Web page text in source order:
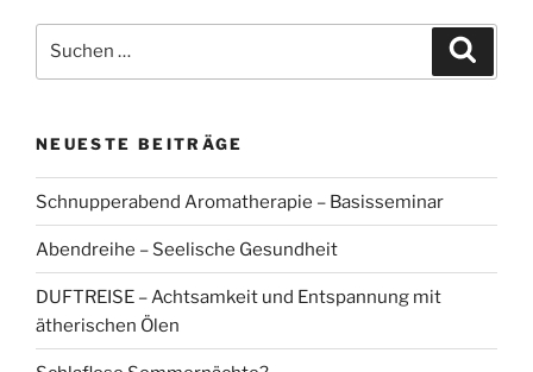
nach:
NEUESTE BEITRÄGE
Schnupperabend Aromatherapie – Basisseminar
Abendreihe – Seelische Gesundheit
DUFTREISE – Achtsamkeit und Entspannung mit
ätherischen Ölen